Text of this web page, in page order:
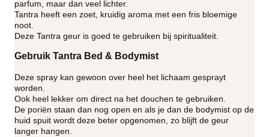
parfum, maar dan veel lichter.
Tantra heeft een zoet, kruidig aroma met een fris bloemige
noot.
Deze Tantra geur is goed te gebruiken bij spiritualiteit.
Gebruik Tantra Bed & Bodymist
Deze spray kan gewoon over heel het lichaam gesprayt
worden.
Ook heel lekker om direct na het douchen te gebruiken.
De poriën staan dan nog open en als je dan de bodymist op de
huid spuit wordt deze beter opgenomen, zo blijft de geur
langer hangen.